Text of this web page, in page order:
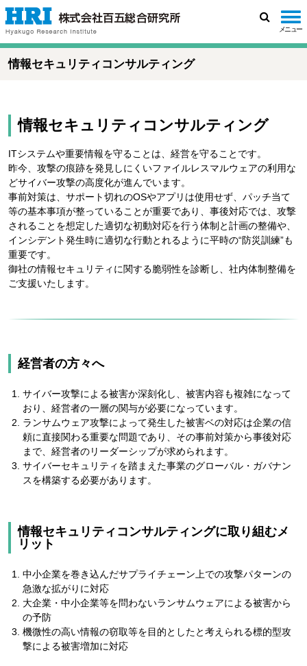
索
メニュー
情報セキュリティコンサルティング
情報セキュリティコンサルティング
ITシステムや重要情報を守ることは、経営を守ることです。
昨今、攻撃の痕跡を発見しにくいファイルレスマルウェアの利用な
どサイバー攻撃の高度化が進んでいます。
事前対策は、サポート切れのOSやアプリは使用せず、パッチ当て
等の基本事項が整っていることが重要であり、事後対応では、攻撃
されることを想定した適切な初動対応を行う体制と計画の整備や、
インシデント発生時に適切な行動とれるように平時の“防災訓練”も
重要です。
御社の情報セキュリティに関する脆弱性を診断し、社内体制整備を
ご支援いたします。
経営者の方々へ
サイバー攻撃による被害か深刻化し、被害内容も複雑になって
おり、経営者の一層の関与が必要になっています。
ランサムウェア攻撃によって発生した被害ベの対応は企業の信
頼に直接関わる重要な問題であり、その事前対策から事後対応
まで、経営者のリーダーシップが求められます。
サイバーセキュリティを踏まえた事業のグローバル・ガバナン
スを構築する必要があります。
情報セキュリティコンサルティングに取り組むメ
リット
中小企業を巻き込んだサプライチェーン上での攻撃パターンの
急激な拡がりに対応
大企業・中小企業等を問わないランサムウェアによる被害から
の予防
機微性の高い情報の窃取等を目的としたと考えられる標的型攻
撃による被害増加に対応